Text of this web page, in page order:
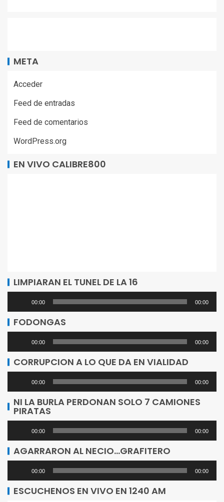
META
Acceder
Feed de entradas
Feed de comentarios
WordPress.org
EN VIVO CALIBRE800
LIMPIARAN EL TUNEL DE LA 16
Reproductor
de
audio
00:00 00:00
FODONGAS
Reproductor
de
audio
00:00 00:00
CORRUPCION A LO QUE DA EN VIALIDAD
Reproductor
de
audio
00:00 00:00
NI LA BURLA PERDONAN SOLO 7 CAMIONES
PIRATAS
Reproductor
de
audio
00:00 00:00
AGARRARON AL NECIO…GRAFITERO
Reproductor
de
00:00 00:00
ESCUCHENOS EN VIVO EN 1240 AM